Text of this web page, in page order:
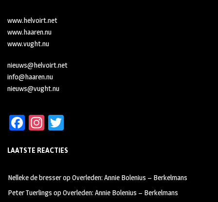
www.helvoirt.net
www.haaren.nu
www.vught.nu
nieuws@helvoirt.net
info@haaren.nu
nieuws@vught.nu
Fa
b
oo
k
In
ag
m
tt
LAATSTE REACTIES
Nelleke de bresseropOverleden: Annie Bolenius – Berkelmans
Peter Tuerlings opOverleden: Annie Bolenius – Berkelmans